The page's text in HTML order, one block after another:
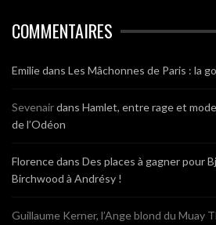
COMMENTAIRES
Emiliedans Les Mâchonnes de Paris : la
Sevenairdans Hamlet, entre rage et
de l’Odéon
Florencedans Des places à gagner pour
Birchwood à Andrésy !
Guillaume Kerner, l’Ange blond du Muay